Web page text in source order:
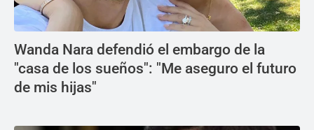
Wanda Nara defendió el embargo de la
"casa de los sueños": "Me aseguro el futuro
de mis hijas"